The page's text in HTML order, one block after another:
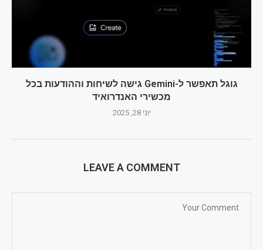
גוגל תאפשר ל-Gemini גישה לשיחות וההודעות בכל
מכשירי האנדרואיד
יוני 28, 2025
LEAVE A COMMENT